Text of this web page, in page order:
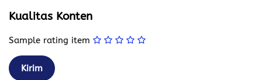
Kualitas Konten
Sample rating item